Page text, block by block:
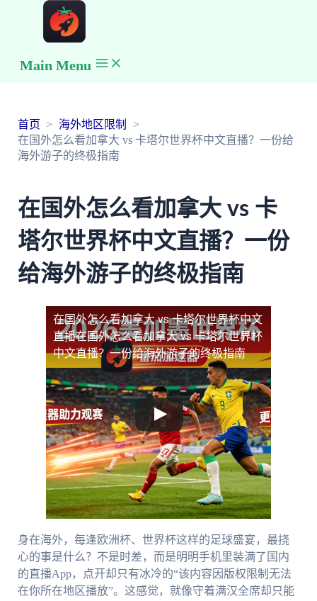
Main Menu
首页
海外地区限制
在国外怎么看加拿大 vs 卡塔尔世界杯中文直播？一份给
海外游子的终极指南
在国外怎么看加拿大 vs 卡
塔尔世界杯中文直播？一份
给海外游子的终极指南
在国外怎么看加拿大 vs 卡塔尔世界杯中文
直播在国外怎么看加拿大 vs 卡塔尔世界杯
中文直播？一份给海外游子的终极指南
身在海外，每逢欧洲杯、世界杯这样的足球盛宴，最挠
心的事是什么？不是时差，而是明明手机里装满了国内
的直播App，点开却只有冰冷的“该内容因版权限制无法
在你所在地区播放”。这感觉，就像守着满汉全席却只能